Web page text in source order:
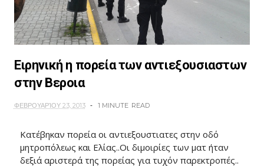
Ειρηνική η πορεία των αντιεξουσιαστων
στην Βεροια
ΦΕΒΡΟΥΑΡΊΟΥ 23, 2013 1 MINUTE READ
Κατέβηκαν πορεία οι αντιεξουστιατες στην οδό
μητροπόλεως και Ελίας..Οι διμοιρίες των ματ ήταν
δεξιά αριστερά της πορείας για τυχόν παρεκτροπές..